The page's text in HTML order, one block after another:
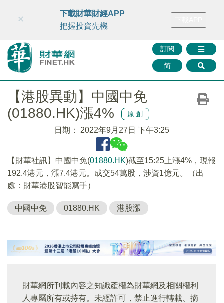
財華智庫網 FINTV FINMETA 財華證券 媒體矩陣
訂閱
简
×
下載財華財經APP
把握投資先機
【港股異動】中國中免
(01880.HK)漲4%
原創
日期： 2022年9月27日 下午3:25
【財華社訊】中國中免(01880.HK)截至15:25上漲4%，現報
192.4港元，漲7.4港元。成交54萬股，涉資1億元。（出
處：財華港股智能寫手）
中國中免 01880.HK 港股漲
財華網所刊載內容之知識產權為財華網及相關權利
人專屬所有或持有。未經許可，禁止進行轉載、摘